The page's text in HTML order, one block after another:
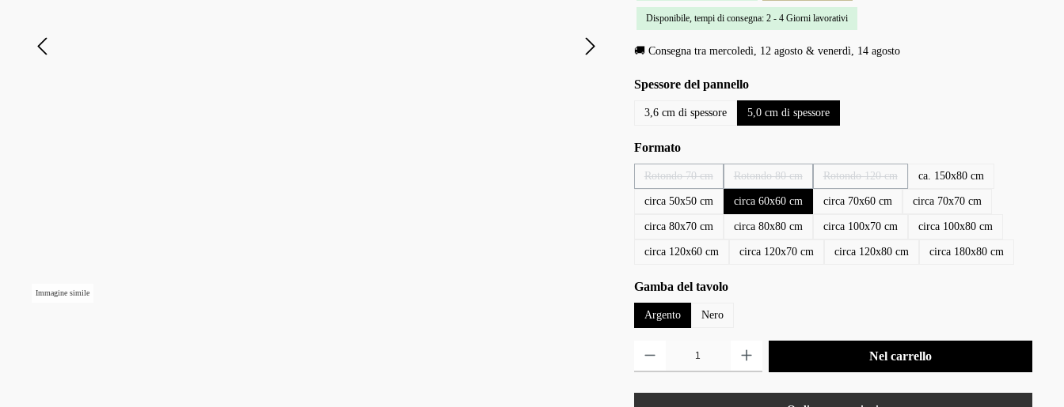
Immagine simile
Disponibile, tempi di consegna: 2 - 4 Giorni lavorativi
🚚 Consegna tra mercoledì, 12 agosto & venerdì, 14 agosto
Seleziona
Spessore del pannello
3,6 cm di spessore 5,0 cm di spessore
Seleziona
Formato
Rotondo 70 cm Rotondo 80 cm Rotondo 120 cm ca. 150x80 cm
circa 50x50 cm circa 60x60 cm circa 70x60 cm circa 70x70 cm
circa 80x70 cm circa 80x80 cm circa 100x70 cm circa 100x80 cm
circa 120x60 cm circa 120x70 cm circa 120x80 cm circa 180x80 cm
Seleziona
Gamba del tavolo
Argento Nero
Nel carrello